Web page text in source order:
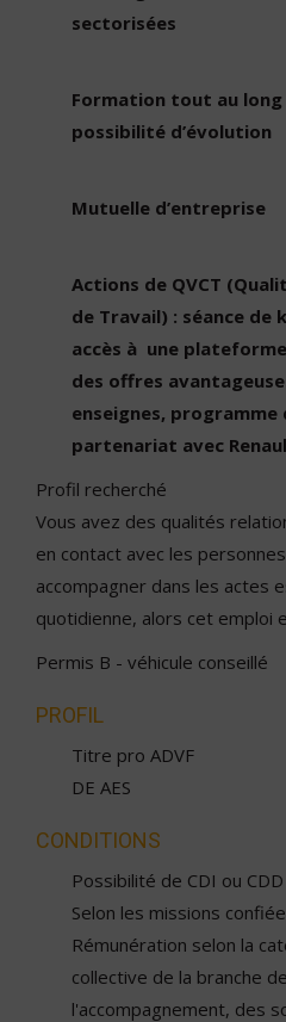
sectorisées
Formation tout au
possibilité d’évolution
Mutuelle d’entreprise
Actions de QVCT
de Travail) : séance
accès à une
des offres
enseignes, programme
partenariat avec
Profil recherché
Vous avez des qualités
en contact avec les
accompagner dans les actes
quotidienne, alors cet emploi
Permis B - véhicule conseillé
PROFIL
Titre pro ADVF
DE AES
CONDITIONS
Possibilité de CDI ou CDD
Selon les missions
Rémunération selon la
collective de la branche
l'accompagnement, des